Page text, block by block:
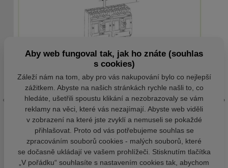
Aby web fungoval tak, jak ho znáte (souhlas
s cookies)
Záleží nám na tom, aby pro vás nakupování bylo co nejlepší
zážitkem. Abyste na našich stránkách rychle našli to, co
hledáte, ušetřili spoustu klikání a nezobrazovaly se vám
reklamy na věci, které vás nezajímají. Abyste web viděli
v zobrazení na které jste zvyklí a nemuseli se pokaždé
přihlašovat. Proto od vás potřebujeme souhlas se
zpracováním souborů cookies - malých souborů, které
se dočasně ukládají ve vašem prohlížeči. Stisknutím tlačítka
„V pořádku“ souhlasíte s nastavením cookies tak, abychom